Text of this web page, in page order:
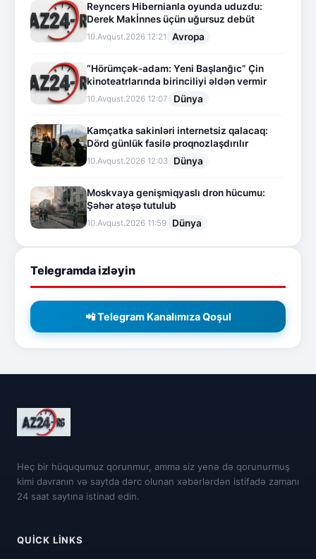
Reyncers Hibernianla oyunda uduzdu:
Derek Makİnnes üçün uğursuz debüt
10.Avqust.2026 12:21 Avropa
“Hörümçək-adam: Yeni Başlanğıc” Çin
kinoteatrlarında birinciliyi əldən vermir
10.Avqust.2026 12:07 Dünya
Kamçatka sakinləri internetsiz qalacaq:
Dörd günlük fasilə proqnozlaşdırılır
10.Avqust.2026 12:03 Dünya
Moskvaya genişmiqyaslı dron hücumu:
Şəhər atəşə tutulub
10.Avqust.2026 11:59 Dünya
Telegramda izləyin
📲 Telegram Kanalımıza Qoşul
Heç bir hüququmuz qorunmur, amma siz yenə də qorunurmuş
kimi davranın və saytda dərc olunan xəbərlərdən istifadə zamanı
24 saat saytına istinad edin.
QUICK LINKS